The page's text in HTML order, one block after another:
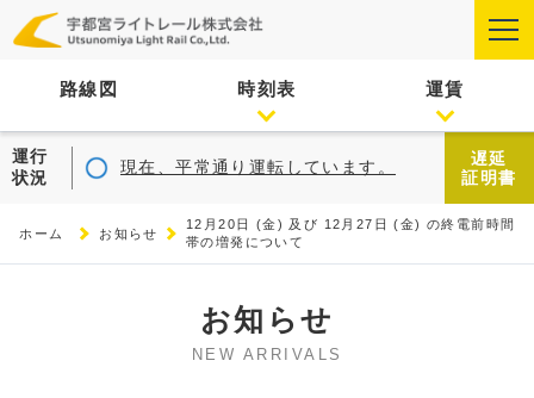
路線図 時刻表 運賃
運行
状況
現在、平常通り運転しています。
遅延
証明書
ホーム お知らせ
12月20日 (金) 及び 12月27日 (金) の終電前時間
帯の増発について
お知らせ
NEW ARRIVALS